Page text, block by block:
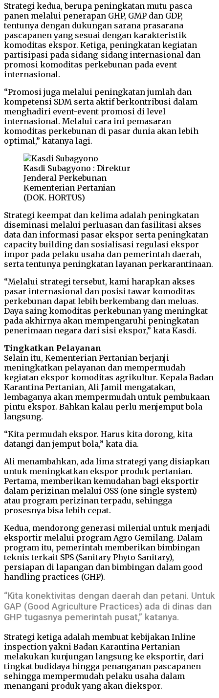
Strategi kedua, berupa peningkatan mutu pasca
panen melalui penerapan GHP, GMP dan GDP,
tentunya dengan dukungan sarana prasarana
pascapanen yang sesuai dengan karakteristik
komoditas ekspor. Ketiga, peningkatan kegiatan
partisipasi pada sidang-sidang internasional dan
promosi komoditas perkebunan pada event
internasional.
“Promosi juga melalui peningkatan jumlah dan
kompetensi SDM serta aktif berkontribusi dalam
menghadiri event-event promosi di level
internasional. Melalui cara ini pemasaran
komoditas perkebunan di pasar dunia akan lebih
optimal,” katanya lagi.
Kasdi Subagyono : Direktur
Jenderal Perkebunan
Kementerian Pertanian
(DOK. HORTUS)
Strategi keempat dan kelima adalah peningkatan
diseminasi melalui perluasan dan fasilitasi akses
data dan informasi pasar ekspor serta peningkatan
capacity building dan sosialisasi regulasi ekspor
impor pada pelaku usaha dan pemerintah daerah,
serta tentunya peningkatan layanan perkarantinaan.
“Melalui strategi tersebut, kami harapkan akses
pasar internasional dan posisi tawar komoditas
perkebunan dapat lebih berkembang dan meluas.
Daya saing komoditas perkebunan yang meningkat
pada akhirnya akan mempengaruhi peningkatan
penerimaan negara dari sisi ekspor,” kata Kasdi.
Tingkatkan Pelayanan
Selain itu, Kementerian Pertanian berjanji
meningkatkan pelayanan dan mempermudah
kegiatan ekspor komoditas agrikultur. Kepala Badan
Karantina Pertanian, Ali Jamil mengatakan,
lembaganya akan mempermudah untuk pembukaan
pintu ekspor. Bahkan kalau perlu menjemput bola
langsung.
“Kita permudah ekspor. Harus kita dorong, kita
datangi dan jemput bola,” kata dia.
Ali menambahkan, ada lima strategi yang disiapkan
untuk meningkatkan ekspor produk pertanian.
Pertama, memberikan kemudahan bagi eksportir
dalam perizinan melalui OSS (one single system)
atau program perizinan terpadu, sehingga
prosesnya bisa lebih cepat.
Kedua, mendorong generasi milenial untuk menjadi
eksportir melalui program Agro Gemilang. Dalam
program itu, pemerintah memberikan bimbingan
teknis terkait SPS (Sanitary Phyto Sanitary),
persiapan di lapangan dan bimbingan dalam good
handling practices (GHP).
“Kita konektivitas dengan daerah dan petani. Untuk
GAP (Good Agriculture Practices) ada di dinas dan
GHP tugasnya pemerintah pusat,” katanya.
Strategi ketiga adalah membuat kebijakan Inline
inspection yakni Badan Karantina Pertanian
melakukan kunjungan langsung ke eksportir, dari
tingkat budidaya hingga penanganan pascapanen
sehingga mempermudah pelaku usaha dalam
menangani produk yang akan diekspor.